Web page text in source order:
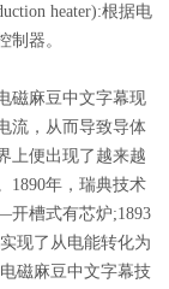
heater):根据电
。
麻豆中文字幕现
，从而导致导体
界上便出现了越来越
年，瑞典技术
槽式有芯炉;1893
实现了从电能转化为
电磁麻豆中文字幕技